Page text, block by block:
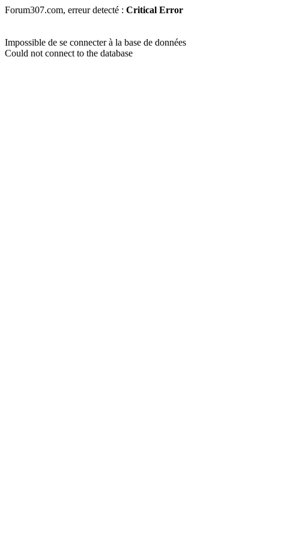
Forum307.com, erreur detecté : Critical Error
Impossible de se connecter à la base de données
Could not connect to the database